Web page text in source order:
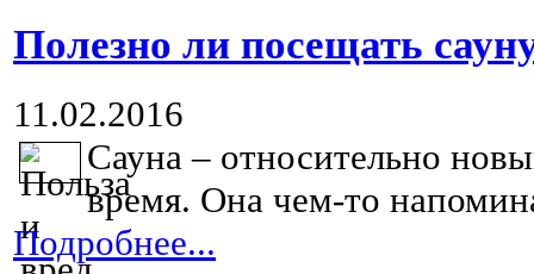
Полезно ли посещать
11.02.2016
Сауна – относительно
время. Она чем-то
Подробнее...